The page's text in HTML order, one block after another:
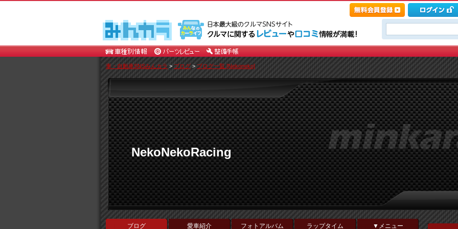
車・自動車SNSみんカラ>ブログ>ブログ一覧 [Nekoneko]
NekoNekoRacing
ブログ 愛車紹介 フォトアルバム ラップタイム ▼メニュー